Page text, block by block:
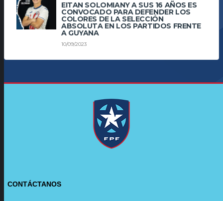
EITAN SOLOMIANY A SUS 16 AÑOS ES
CONVOCADO PARA DEFENDER LOS
COLORES DE LA SELECCIÓN
ABSOLUTA EN LOS PARTIDOS FRENTE
A GUYANA
10/09/2023
CONTÁCTANOS